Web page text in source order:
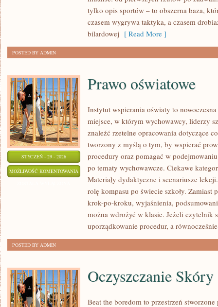
PRZEPISY
tylko opis sportów – to obszerna baza,
czasem wygrywa taktyka, a czasem
bilardowej [ Read More ]
POSTED BY ADMIN
STYCZEŃ - 29 - 2026
MOŻLIWOŚĆ KOMENTOWANIA PRAWO
OŚWIATOWE
Prawo oświatowe
Instytut wspierania oświaty to
miejsce, w którym wychowawcy, liderzy
znaleźć rzetelne opracowania dotyczące
tworzony z myślą o tym, by wspierać
procedury oraz pomagać w
po tematy wychowawcze. Ciekawe
Materiały dydaktyczne i scenariusze
rolę kompasu po świecie szkoły. Zamiast
krok-po-kroku, wyjaśnienia,
można wdrożyć w klasie. Jeżeli czytelnik
uporządkowanie procedur, a
POSTED BY ADMIN
Oczyszczanie Skóry
Beat the boredom to przestrzeń